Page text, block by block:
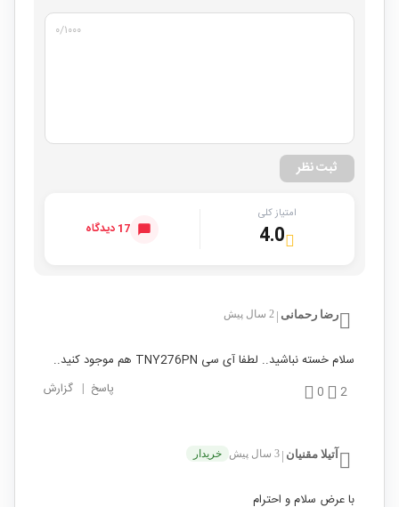
۰/۱۰۰۰
ثبت نظر
امتیاز کلی
4.0 17 دیدگاه
رضا رحمانی 2 سال پیش
سلام خسته نباشید.. لطفا آی سی TNY276PN هم موجود کنید..
2
0 پاسخ | گزارش
آتیلا مقنیان 3 سال پیش خریدار
با عرض سلام و احترام